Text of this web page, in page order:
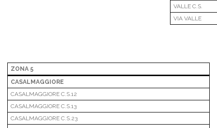
VALLE C.S.
VIA VALLE
ZONA 5
CASALMAGGIORE
CASALMAGGIORE C.S.12
CASALMAGGIORE C.S.13
CASALMAGGIORE C.S.23